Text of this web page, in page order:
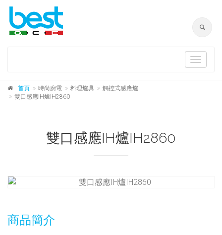
Toggle
首頁 時尚廚電 料理爐具
觸控式感應爐
雙口感應IH爐IH2860
雙口感應IH爐IH2860
商品簡介